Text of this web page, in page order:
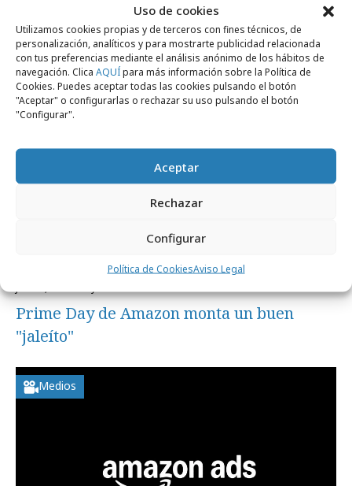
Uso de cookies
Utilizamos cookies propias y de terceros con fines técnicos, de
personalización, analíticos y para mostrarte publicidad relacionada
con tus preferencias mediante el análisis anónimo de los hábitos de
navegación. Clica AQUÍpara más información sobre la Política de
Cookies. Puedes aceptar todas las cookies pulsando el botón
"Aceptar" o configurarlas o rechazar su uso pulsando el botón
"Configurar".
Aceptar
Rechazar
Configurar
Política de CookiesAviso Legal
Noticias Relacionadas
Campañas
Prime Day de Amazon monta un buen
"jaleíto"
Medios